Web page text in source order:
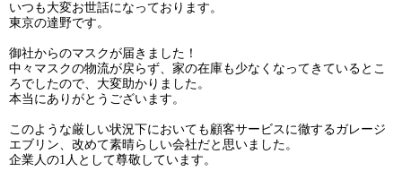
いつも大変お世話になっております。
東京の達野です。
御社からのマスクが届きました！
中々マスクの物流が戻らず、家の在庫も少なくなってきているとこ
ろでしたので、大変助かりました。
本当にありがとうございます。
このような厳しい状況下においても顧客サービスに徹するガレージ
エブリン、改めて素晴らしい会社だと思いました。
企業人の1人として尊敬しています。